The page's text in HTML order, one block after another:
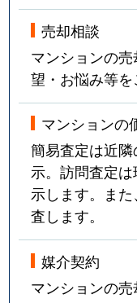
売却相談
マンションの
望・お悩み等を
マンションの
簡易査定は近
示。訪問査定
示します。ま
査します。
媒介契約
マンションの